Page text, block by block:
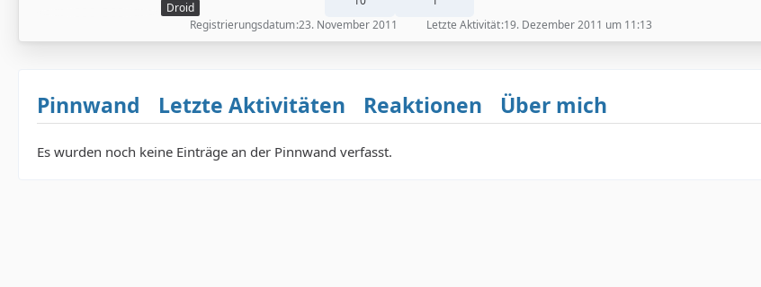
Droid
Registrierungsdatum 23. November 2011 Letzte Aktivität 19. Dezember 2011 um 11:13
Pinnwand Letzte Aktivitäten Reaktionen Über mich
Es wurden noch keine Einträge an der Pinnwand verfasst.